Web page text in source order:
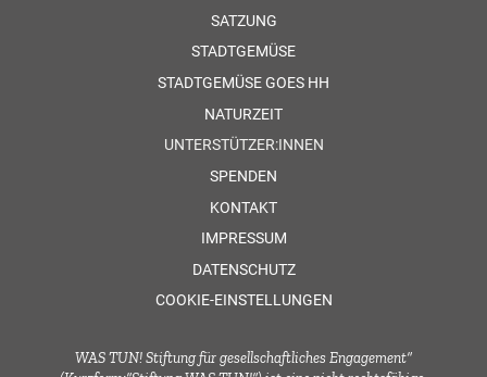
SATZUNG
STADTGEMÜSE
STADTGEMÜSE GOES HH
NATURZEIT
UNTERSTÜTZER:INNEN
SPENDEN
KONTAKT
IMPRESSUM
DATENSCHUTZ
COOKIE-EINSTELLUNGEN
WAS TUN! Stiftung für gesellschaftliches Engagement“